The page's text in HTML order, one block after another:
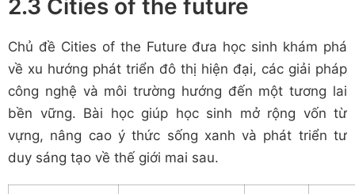
2.3 Cities of the future
Chủ đề Cities of the Future đưa học sinh khám phá
về xu hướng phát triển đô thị hiện đại, các giải pháp
công nghệ và môi trường hướng đến một tương lai
bền vững. Bài học giúp học sinh mở rộng vốn từ
vựng, nâng cao ý thức sống xanh và phát triển tư
duy sáng tạo về thế giới mai sau.